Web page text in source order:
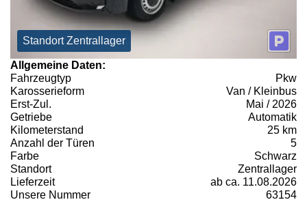
Standort Zentrallager
Allgemeine Daten:
Fahrzeugtyp
Pkw
Karosserieform
Van / Kleinbus
Erst-Zul.
Mai / 2026
Getriebe
Automatik
Kilometerstand
25 km
Anzahl der Türen
5
Farbe
Schwarz
Standort
Zentrallager
Lieferzeit
ab ca. 11.08.2026
Unsere Nummer
63154